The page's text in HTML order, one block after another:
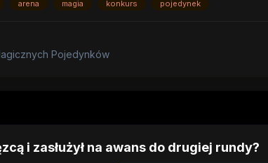
arena magia konkurs pojedynek
Pojedynków
i zasłużył na awans do drugiej rundy?